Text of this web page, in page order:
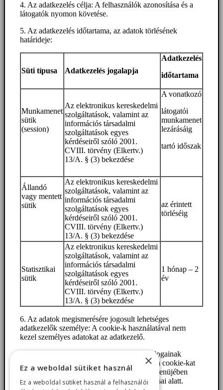
4. Az adatkezelés célja: A felhasználók azonosítása és a
látogatók nyomon követése.
5. Az adatkezelés időtartama, az adatok törlésének
határideje:
Süti típusa Adatkezelés jogalapja
Adatkezelés
időtartama
Munkamenet
sütik
(session)
Az elektronikus kereskedelmi
szolgáltatások, valamint az
információs társadalmi
szolgáltatások egyes
kérdéseiről szóló 2001.
CVIII. törvény (Elkertv.)
13/A. § (3) bekezdése
A vonatkozó
látogatói
munkamenet
lezárásáig
tartó időszak
Állandó
vagy mentett
sütik
Az elektronikus kereskedelmi
szolgáltatások, valamint az
információs társadalmi
szolgáltatások egyes
kérdéseiről szóló 2001.
CVIII. törvény (Elkertv.)
13/A. § (3) bekezdése
az érintett
törléséig
Statisztikai
sütik
Az elektronikus kereskedelmi
szolgáltatások, valamint az
információs társadalmi
szolgáltatások egyes
kérdéseiről szóló 2001.
CVIII. törvény (Elkertv.)
13/A. § (3) bekezdése
1 hónap – 2
év
6. Az adatok megismerésére jogosult lehetséges
adatkezelők személye: A cookie-k használatával nem
kezel személyes adatokat az adatkezelő.
7. Az érintettek adatkezeléssel kapcsolatos jogainak
ismertetése: Az érintettnek lehetőségük van a cookie-kat
törölni a böngészők Eszközök/Beállítások menüjében
általában az Adatvédelem menüpont beállításai alatt.
×
Ez a weboldal sütiket használ
Ez a weboldal sütiket használ a felhasználói